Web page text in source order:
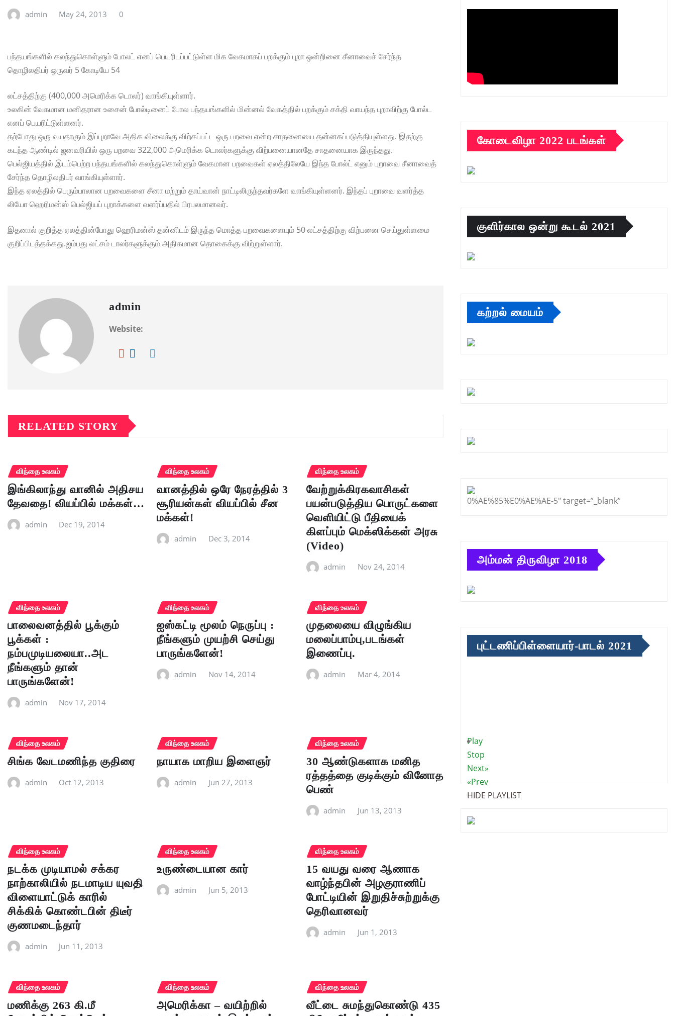
admin May 24, 2013 0
பந்தயங்களில் கலந்துகொள்ளும் போலட் எனப் பெயரிடப்பட்டுள்ள மிக வேகமாகப் பறக்கும் புறா ஒன்றினை சீனாவைச் சேர்ந்த
தொழிலதிபர் ஒருவர் 5 கோடியே 54
லட்சத்திற்கு (400,000 அமெரிக்க டொலர்) வாங்கியுள்ளார்.
உலகின் வேகமான மனிதரான உசைன் போல்டினைப் போல பந்தயங்களில் மின்னல் வேகத்தில் பறக்கும் சக்தி வாயந்த புறாவிற்கு போல்ட
எனப் பெயரிட்டுள்ளனர்.
தற்போது ஒரு வயதாகும் இப்புறாவே அதிக விலைக்கு விற்கப்பட்ட ஒரு பறவை என்ற சாதனையை தன்னகப்படுத்தியுள்ளது. இதற்கு
கடந்த ஆண்டில் ஜனவரியில் ஒரு பறவை 322,000 அமெரிக்க டொலர்களுக்கு விற்பனையானதே சாதனையாக இருந்தது.
பெல்ஜியத்தில் இடம்பெற்ற பந்தயங்களில் கலந்துகொள்ளும் வேகமான பறவைகள் ஏலத்திலேயே இந்த போல்ட் எனும் புறாவை சீனாவைத்
சேர்ந்த தொழிலதிபர் வாங்கியுள்ளார்.
இந்த ஏலத்தில் பெரும்பாலான பறவைகளை சீனா மற்றும் தாய்வான் நாட்டிலிருந்தவர்களே வாங்கியுள்ளனர். இந்தப் புறாவை வளர்த்த
லியோ ஹெரிமன்ஸ் பெல்ஜியப் புறாக்களை வளர்ப்பதில் பிரபலமானவர்.
இதனால் குறித்த ஏலத்தின்போது ஹெரிமன்ஸ் தன்னிடம் இருந்த மொத்த பறவைகளையும் 50 லட்சத்திற்கு விற்பனை செய்துள்ளமை
குறிப்பிடத்தக்கது.ஐம்பது லட்சம் டாலர்களுக்கும் அதிகமான தொகைக்கு விற்றுள்ளார்.
admin
Website:
RELATED STORY
விந்தை உலகம்
இங்கிலாந்து வானில் அதிசய
தேவதை! வியப்பில் மக்கள்…
admin Dec 19, 2014
விந்தை உலகம்
வானத்தில் ஒரே நேரத்தில் 3
சூரியன்கள் வியப்பில் சீன
மக்கள்!
admin Dec 3, 2014
விந்தை உலகம்
வேற்றுக்கிரகவாசிகள்
பயன்படுத்திய பொருட்களை
வெளியிட்டு பீதியைக்
கிளப்பும் மெக்ஸிக்கன் அரசு
(Video)
admin Nov 24, 2014
விந்தை உலகம்
பாலைவனத்தில் பூக்கும்
பூக்கள் :
நம்பமுடியலையா..அட
நீங்களும் தான்
பாருங்களேன்!
admin Nov 17, 2014
விந்தை உலகம்
ஐஸ்கட்டி மூலம் நெருப்பு :
நீங்களும் முயற்சி செய்து
பாருங்களேன்!
admin Nov 14, 2014
விந்தை உலகம்
முதலையை விழுங்கிய
மலைப்பாம்பு,படங்கள்
இணைப்பு.
admin Mar 4, 2014
விந்தை உலகம்
சிங்க வேடமணிந்த குதிரை
admin Oct 12, 2013
விந்தை உலகம்
நாயாக மாறிய இளைஞர்
admin Jun 27, 2013
விந்தை உலகம்
30 ஆண்டுகளாக மனித
ரத்தத்தை குடிக்கும் வினோத
பெண்
admin Jun 13, 2013
விந்தை உலகம்
நடக்க முடியாமல் சக்கர
நாற்காலியில் நடமாடிய யுவதி
விளையாட்டுக் காரில்
சிக்கிக் கொண்டபின் திடீர்
குணமடைந்தார்
admin Jun 11, 2013
விந்தை உலகம்
உருண்டையான கார்
admin Jun 5, 2013
விந்தை உலகம்
15 வயது வரை ஆணாக
வாழ்ந்தபின் அழகுராணிப்
போட்டியின் இறுதிச்சுற்றுக்கு
தெரிவானவர்
admin Jun 1, 2013
விந்தை உலகம்
மணிக்கு 263 கி.மீ
விந்தை உலகம்
அமெரிக்கா – வயிற்றில்
விந்தை உலகம்
வீட்டை சுமந்துகொண்டு 435
கோடைவிழா 2022 படங்கள்
குளிர்கால ஒன்று கூடல் 2021
கற்றல் மையம்
0%AE%85%E0%AE%AE-5″ target=”_blank”
அம்மன் திருவிழா 2018
புட்டணிப்பிள்ளையார்-பாடல் 2021
Play
Stop
Next»
«Prev
HIDE PLAYLIST